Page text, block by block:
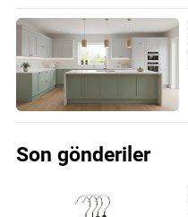
Son gönderiler